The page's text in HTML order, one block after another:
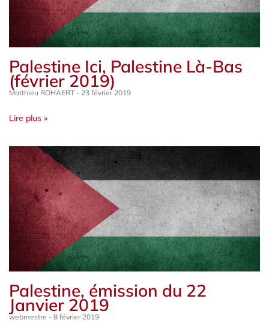
Palestine Ici, Palestine Là-Bas
(février 2019)
Matthieu ROHAERT 23 février 2019
Lire plus »
Palestine, émission du 22
Janvier 2019
webmestre 8 février 2019